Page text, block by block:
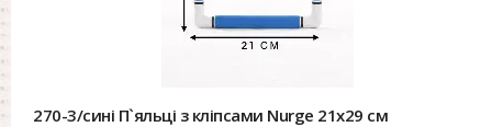
270-3/сині П`яльці з кліпсами Nurge 21х29 см